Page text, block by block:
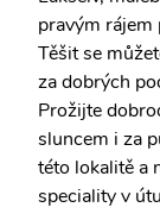
pravým
Těšit se
za dobrých
Prožijte
sluncem i za
této lokalitě a
speciality v